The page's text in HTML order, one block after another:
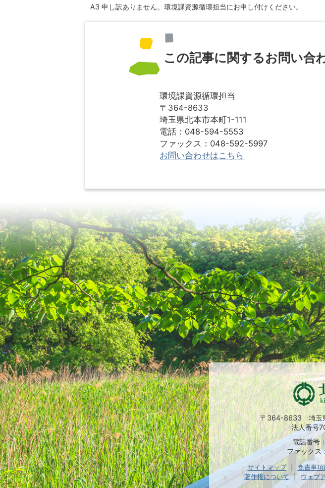
A3 申し訳ありません。環境課資源循環担当にお申し付けください。
この記事に関するお問い合
環境課資源循環担当
〒364-8633
埼玉県北本市本町1-111
電話：048-594-5553
ファックス：048-592-5997
お問い合わせはこちら
〒364-8633 埼玉
法人番号
電話番号
ファック
サイトマップ 免責事項
著作権について
ウェブ